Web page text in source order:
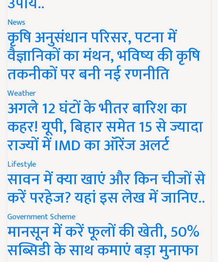
News
कृषि अनुसंधान परिसर, पटना में
वैज्ञानिकों का मंथन, भविष्य की कृषि
तकनीकों पर बनी नई रणनीति
Weather
अगले 12 घंटों के भीतर बारिश का
कहर! यूपी, बिहार समेत 15 से ज्यादा
राज्यों में IMD का ऑरेंज अलर्ट
Lifestyle
सावन में क्या खाएं और किन चीजों से
करें परहेज? यहां इस लेख में जानिए..
Government Scheme
मानसून में करें फूलों की खेती, 50%
सब्सिडी के साथ कमाएं बड़ा मुनाफा